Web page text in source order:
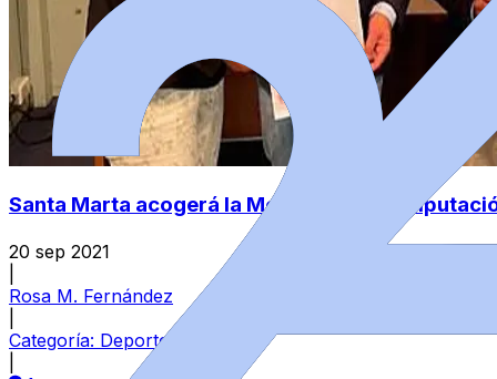
Santa Marta acogerá la Media Maratón
20 sep 2021
Rosa M. Fernández
Categoría: Deportes